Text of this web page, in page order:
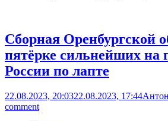
Сборная Оренбургской
пятёрке сильнейших на
России по лапте
22.08.2023, 20:0322.08.2023, 17:44
comment